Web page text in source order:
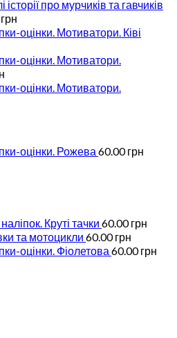
історії про мурчиків та гавчиків
грн
оцінки. Мотиватори. Ківі
оцінки. Мотиватори.
оцінки. Мотиватори.
оцінки. Рожева 60.00грн
Круті тачки 60.00грн
та мотоцикли 60.00грн
оцінки. Фіолетова 60.00грн